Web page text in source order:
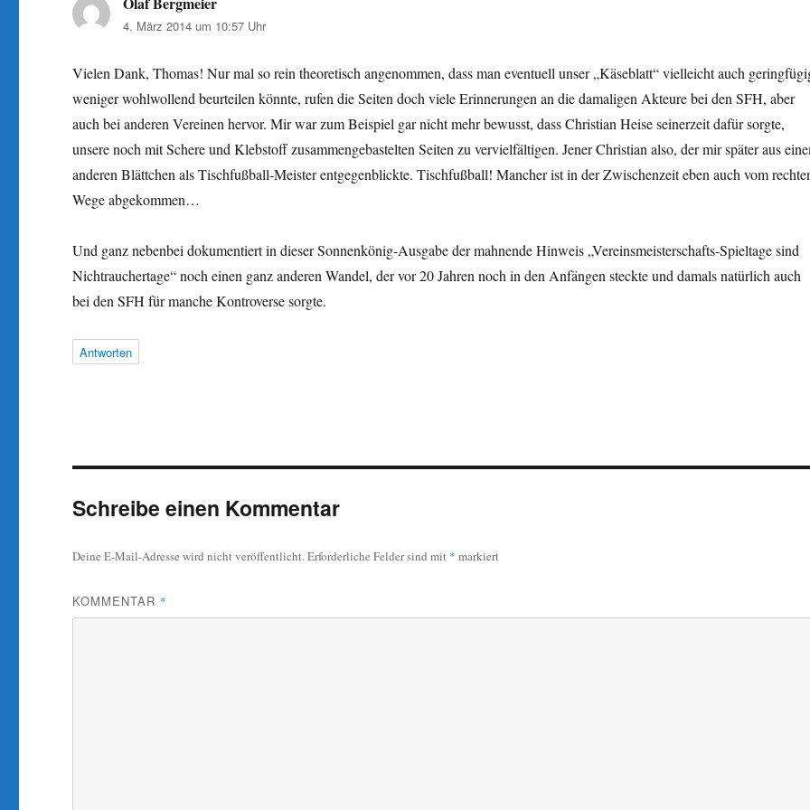
4. März 2014 um 10:57 Uhr
Vielen Dank, Thomas! Nur mal so rein theoretisch angenommen, dass man eventuell unser „Käseblatt“ vielleicht auch
weniger wohlwollend beurteilen könnte, rufen die Seiten doch viele Erinnerungen an die damaligen Akteure bei den SFH, aber
auch bei anderen Vereinen hervor. Mir war zum Beispiel gar nicht mehr bewusst, dass Christian Heise seinerzeit dafür sorgte,
unsere noch mit Schere und Klebstoff zusammengebastelten Seiten zu vervielfältigen. Jener Christian also, der mir später aus
anderen Blättchen als Tischfußball-Meister entgegenblickte. Tischfußball! Mancher ist in der Zwischenzeit eben auch vom
Wege abgekommen…
Und ganz nebenbei dokumentiert in dieser Sonnenkönig-Ausgabe der mahnende Hinweis „Vereinsmeisterschafts-Spieltage sind
Nichtrauchertage“ noch einen ganz anderen Wandel, der vor 20 Jahren noch in den Anfängen steckte und damals natürlich auch
bei den SFH für manche Kontroverse sorgte.
Antworten
Schreibe einen Kommentar
Deine E-Mail-Adresse wird nicht veröffentlicht.Erforderliche Felder sind mit * markiert
KOMMENTAR *